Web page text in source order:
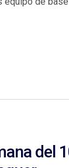
del